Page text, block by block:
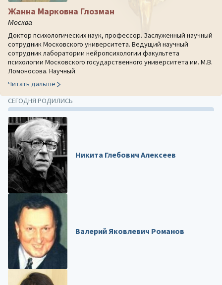
Жанна Марковна Глозман
Москва
Доктор психологических наук, профессор. Заслуженный научный
сотрудник Московского университета. Ведущий научный
сотрудник лаборатории нейропсихологии факультета
психологии Московского государственного университета им. М.В.
Ломоносова. Научный
Читать дальше
СЕГОДНЯ РОДИЛИСЬ
Никита Глебович Алексеев
Валерий Яковлевич Романов